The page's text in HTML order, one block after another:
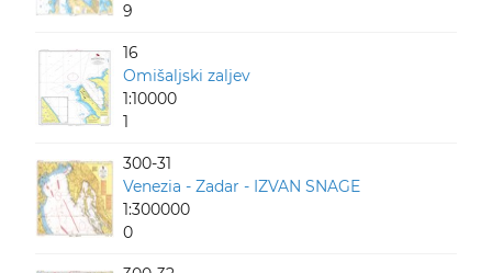
9
16
Omišaljski zaljev
1:10000
1
300-31
Venezia - Zadar - IZVAN SNAGE
1:300000
0